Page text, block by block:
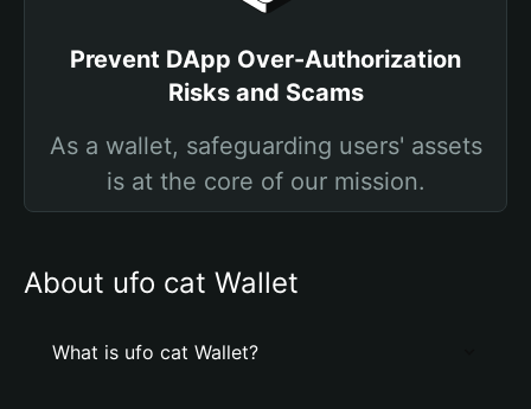
Prevent DApp Over-Authorization
Risks and Scams
As a wallet, safeguarding users' assets
is at the core of our mission.
About ufo cat Wallet
What is ufo cat Wallet?